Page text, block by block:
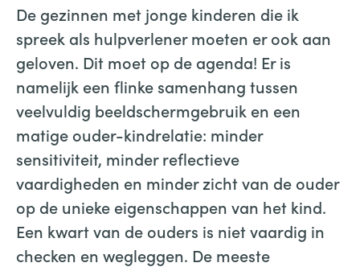
De gezinnen met jonge kinderen die ik
spreek als hulpverlener moeten er ook aan
geloven. Dit moet op de agenda! Er is
namelijk een flinke samenhang tussen
veelvuldig beeldschermgebruik en een
matige ouder-kindrelatie: minder
sensitiviteit, minder reflectieve
vaardigheden en minder zicht van de ouder
op de unieke eigenschappen van het kind.
Een kwart van de ouders is niet vaardig in
checken en wegleggen. De meeste